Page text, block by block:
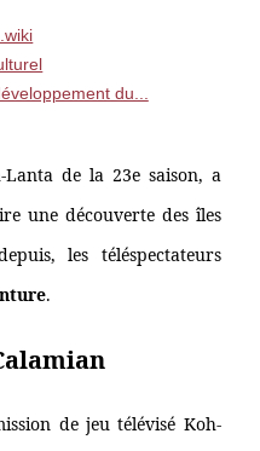
du...
de la 23e saison, a
une découverte des îles
les téléspectateurs
.
de jeu télévisé Koh-